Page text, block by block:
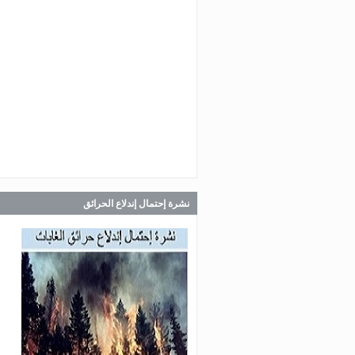
اللبناني البيان الآتي:
Jul 27, 2026
صدر عن دائرة الإعلام والعلاقات
في المديرية العامة للدفاع المدني
اللبناني البيان الآتي:
نشرة إحتمال إندلاع الحرائق